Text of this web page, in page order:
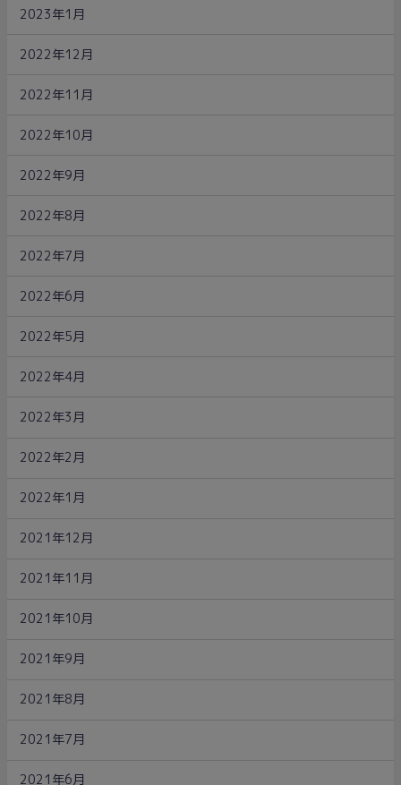
2023年1月
2022年12月
2022年11月
2022年10月
2022年9月
2022年8月
2022年7月
2022年6月
2022年5月
2022年4月
2022年3月
2022年2月
2022年1月
2021年12月
2021年11月
2021年10月
2021年9月
2021年8月
2021年7月
2021年6月